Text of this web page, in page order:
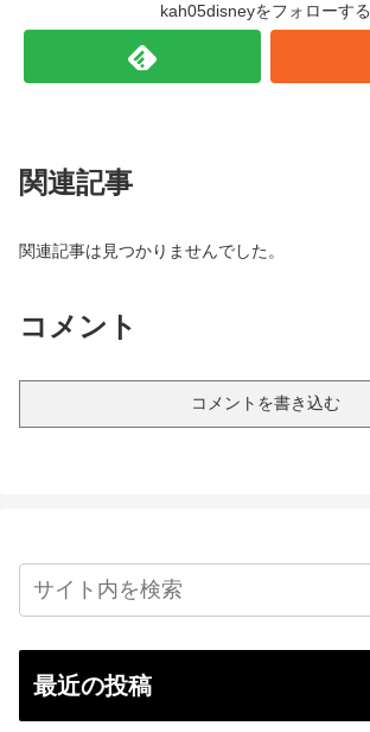
kah05disneyをフォローする
関連記事
関連記事は見つかりませんでした。
コメント
コメントを書き込む
最近の投稿